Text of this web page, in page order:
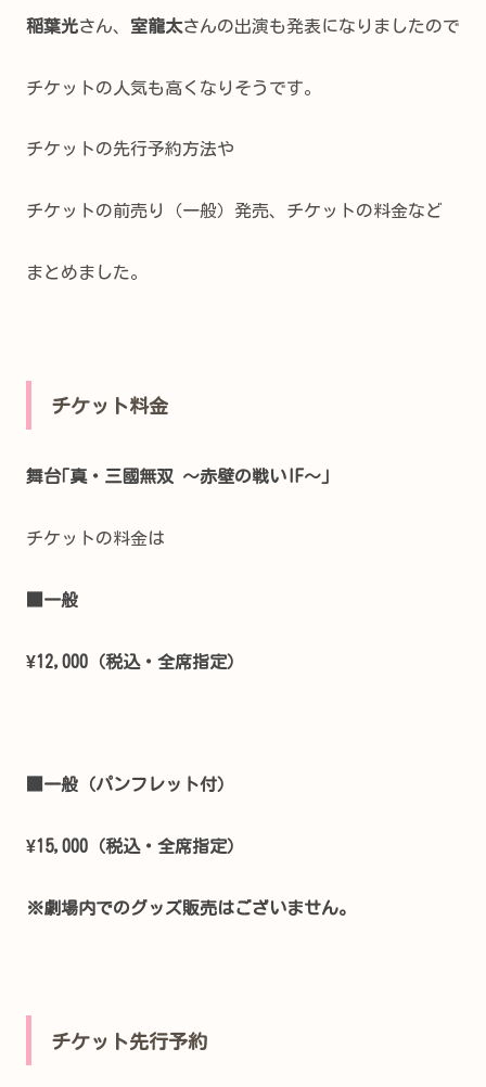
稲葉光さん、 室龍太さんの出演も発表になりましたので
チケットの人気も高くなりそうです。
チケットの先行予約方法や
チケットの前売り（一般）発売、チケットの料金など
まとめました。
チケット料金
舞台｢真・三國無双 ～赤壁の戦い IF～｣
チケットの料金は
■一般
¥12,000（税込・全席指定）
■一般（パンフレット付）
¥15,000（税込・全席指定）
※劇場内でのグッズ販売はございません。
チケット先行予約